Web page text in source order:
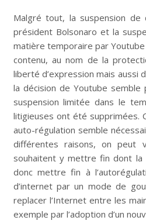
Malgré tout, la suspension de
président Bolsonaro et la
matière temporaire par
contenu, au nom de la
liberté d’expression mais aussi
la décision de Youtube semble
suspension limitée dans le
litigieuses ont été supprimées.
auto-régulation semble
différentes raisons, on peut
souhaitent y mettre fin dont la
donc mettre fin à
d’internet par un mode de
replacer l’Internet entre les
exemple par l’adoption d’un